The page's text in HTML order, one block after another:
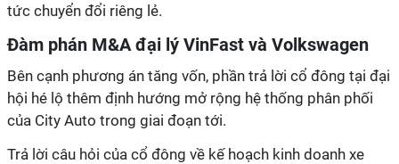
tức chuyển đổi riêng lẻ.
Đàm phán M&A đại lý VinFast và Volkswagen
Bên cạnh phương án tăng vốn, phần trả lời cổ đông tại đại
hội hé lộ thêm định hướng mở rộng hệ thống phân phối
của City Auto trong giai đoạn tới.
Trả lời câu hỏi của cổ đông về kế hoạch kinh doanh xe